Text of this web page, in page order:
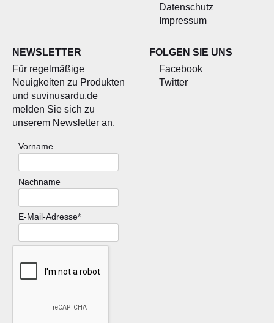
Datenschutz
Impressum
NEWSLETTER
Für regelmäßige
Neuigkeiten zu Produkten
und suvinusardu.de
melden Sie sich zu
unserem Newsletter an.
Vorname
Nachname
E-Mail-Adresse*
FOLGEN SIE UNS
Facebook
Twitter